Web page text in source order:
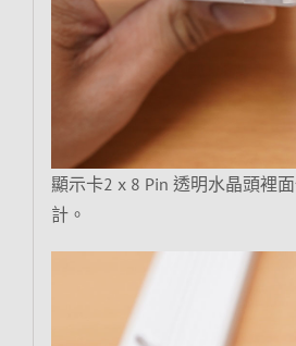
顯示卡2 x 8 Pin 透明水晶頭裡
計。